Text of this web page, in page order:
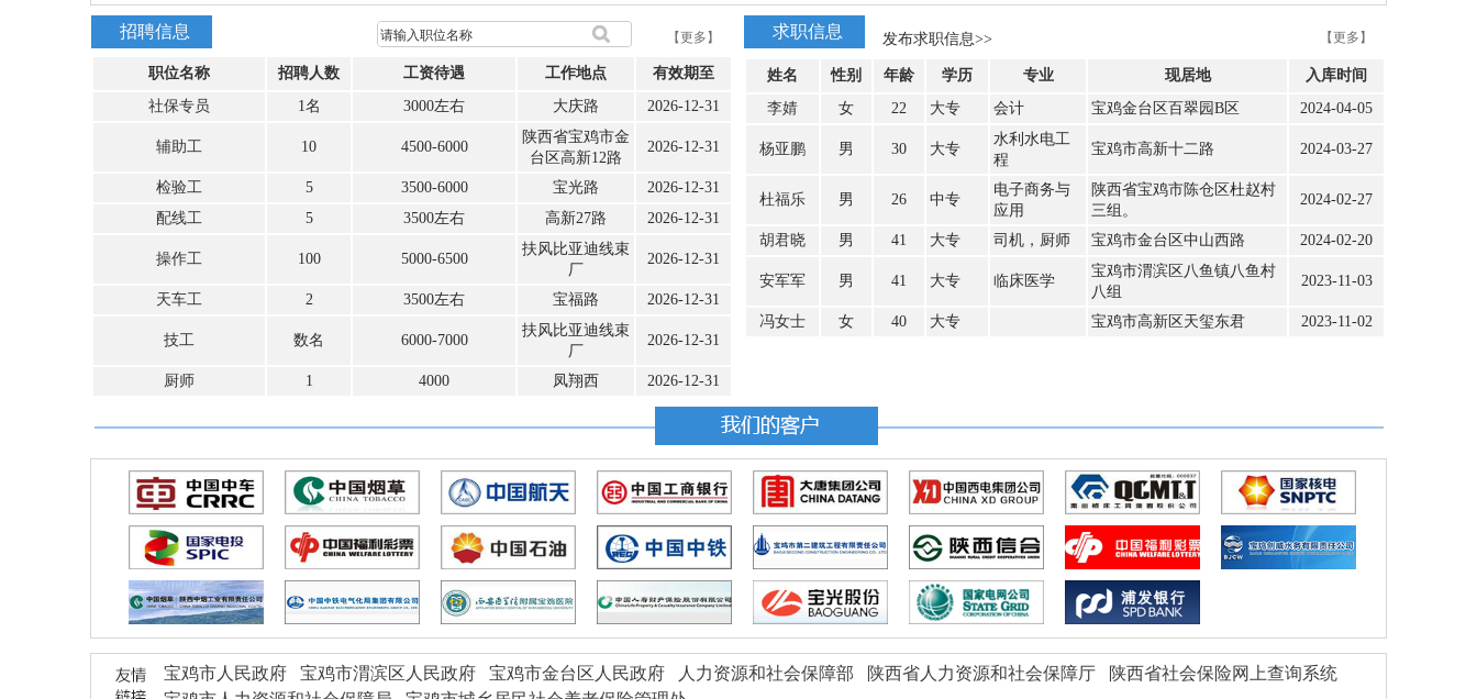
表彰及2024年..
岗前培训
活动
合影
品发放及急救..
招聘信息
【更多】
职位名称 招聘人数 工资待遇 工作地点
有效期至
社保专员
1名 3000左右 大庆路 2026-12-31
辅助工 10 4500-6000
陕西省宝鸡市金
台区高新12路
2026-12-31
检验工 5 3500-6000 宝光路
2026-12-31
配线工
5 3500左右 高新27路 2026-12-31
操作工 100 5000-6500
扶风比亚迪线束
厂
2026-12-31
天车工 2 3500左右 宝福路 2026-12-31
技工 数名 6000-7000
扶风比亚迪线束
厂
2026-12-31
厨师 1 4000 凤翔西 2026-12-31
求职信息 发布求职信息>> 【更多】
姓名 性别 年龄 学历 专业 现居地
入库时间
李婧
女 22 大专 会计 宝鸡金台区百翠园B区 2024-04-05
杨亚鹏 男 30 大专
水利水电工
程
宝鸡市高新十二路 2024-03-27
杜福乐 男 26 中专
电子商务与
应用
陕西省宝鸡市陈仓区杜赵村
三组。
2024-02-27
胡君晓 男 41 大专 司机，厨师 宝鸡市金台区中山西路 2024-02-20
安军军 男 41 大专 临床医学
宝鸡市渭滨区八鱼镇八鱼村
八组
2023-11-03
冯女士 女 40 大专 宝鸡市高新区天玺东君 2023-11-02
宝鸡市人民政府 宝鸡市渭滨区人民政府 宝鸡市金台区人民政府 人力资源和社会保障部 陕西省人力资源和社会保障厅
陕西省社会保险网上查询系统